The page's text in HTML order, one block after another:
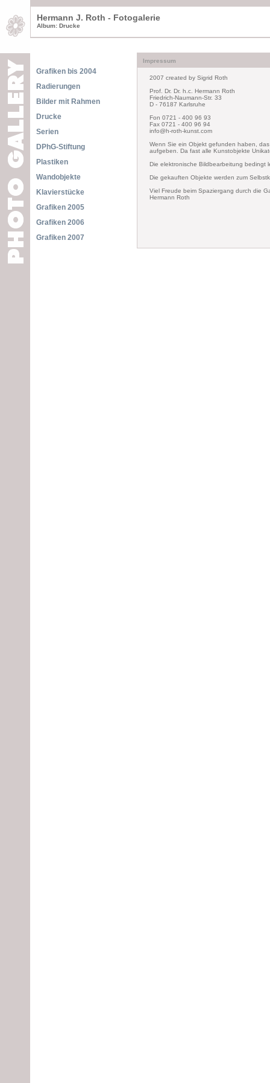
Hermann J. Roth - Fotogalerie
Album: Drucke
Impressum
Grafiken bis 2004
Radierungen
Bilder mit Rahmen
Drucke
Serien
DPhG-Stiftung
Plastiken
Wandobjekte
Klavierstücke
Grafiken 2005
Grafiken 2006
Grafiken 2007
2007 created by Sigrid Roth
Prof. Dr. Dr. h.c. Hermann Roth
Friedrich-Naumann-Str. 33
D - 76187 Karlsruhe
Fon 0721 - 400 96 93
Fax 0721 - 400 96 94
info@h-roth-kunst.com
Wenn Sie ein Objekt gefunden haben,
aufgeben. Da fast alle Kunstobjekte
Die elektronische Bildbearbeitung bedingt
Die gekauften Objekte werden zum
Viel Freude beim Spaziergang durch die
Hermann Roth